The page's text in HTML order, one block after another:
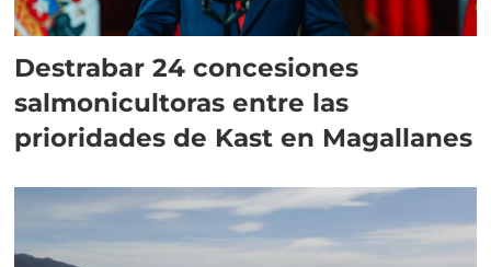
Destrabar 24 concesiones
salmonicultoras entre las
prioridades de Kast en Magallanes